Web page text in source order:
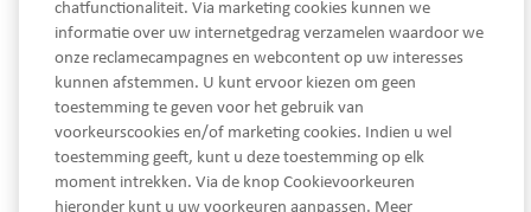
chatfunctionaliteit. Via marketing cookies kunnen we
informatie over uw internetgedrag verzamelen waardoor we
onze reclamecampagnes en webcontent op uw interesses
kunnen afstemmen. U kunt ervoor kiezen om geen
toestemming te geven voor het gebruik van
voorkeurscookies en/of marketing cookies. Indien u wel
toestemming geeft, kunt u deze toestemming op elk
moment intrekken. Via de knop Cookievoorkeuren
hieronder kunt u uw voorkeuren aanpassen. Meer